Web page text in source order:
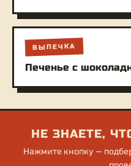
ВЫПЕЧКА
Печенье с
НЕ ЗНАЕТЕ,
Нажмите кнопку —